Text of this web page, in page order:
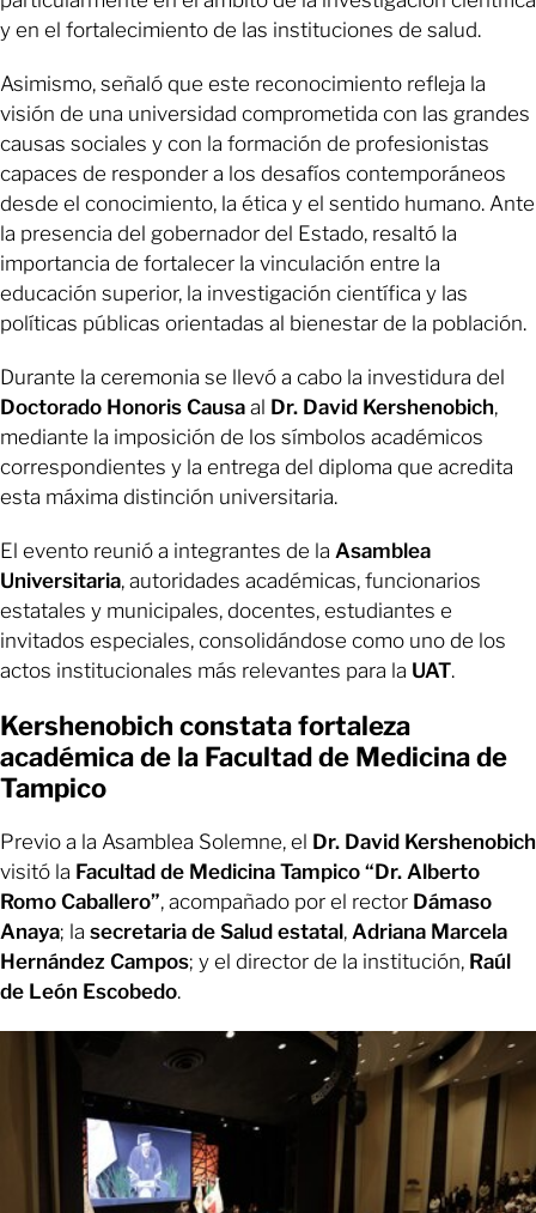
y en el fortalecimiento de las instituciones de salud.
Asimismo, señaló que este reconocimiento refleja la
visión de una universidad comprometida con las grandes
causas sociales y con la formación de profesionistas
capaces de responder a los desafíos contemporáneos
desde el conocimiento, la ética y el sentido humano. Ante
la presencia del gobernador del Estado, resaltó la
importancia de fortalecer la vinculación entre la
educación superior, la investigación científica y las
políticas públicas orientadas al bienestar de la población.
Durante la ceremonia se llevó a cabo la investidura del
Doctorado Honoris Causa al Dr. David Kershenobich,
mediante la imposición de los símbolos académicos
correspondientes y la entrega del diploma que acredita
esta máxima distinción universitaria.
El evento reunió a integrantes de la Asamblea
Universitaria, autoridades académicas, funcionarios
estatales y municipales, docentes, estudiantes e
invitados especiales, consolidándose como uno de los
actos institucionales más relevantes para la UAT.
Kershenobich constata fortaleza
académica de la Facultad de Medicina de
Tampico
Previo a la Asamblea Solemne, el Dr. David Kershenobich
visitó la Facultad de Medicina Tampico “Dr. Alberto
Romo Caballero”, acompañado por el rector Dámaso
Anaya; la secretaria de Salud estatal, Adriana Marcela
Hernández Campos; y el director de la institución, Raúl
de León Escobedo.